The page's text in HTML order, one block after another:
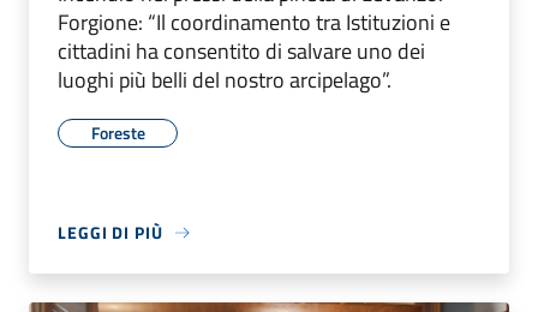
Forgione: “Il coordinamento tra Istituzioni e
cittadini ha consentito di salvare uno dei
luoghi più belli del nostro arcipelago”.
Foreste
LEGGI DI PIÙ